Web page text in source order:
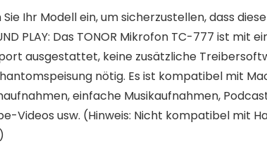
Ihr Modell ein, um sicherzustellen, dass
PLAY: Das TONOR Mikrofon TC-777 ist mit
ausgestattet, keine zusätzliche
nötig. Es ist kompatibel mit
einfache Musikaufnahmen,
Videos usw. (Hinweis: Nicht kompatibel mit